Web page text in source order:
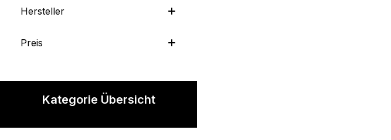
Hersteller
Preis
Kategorie Übersicht